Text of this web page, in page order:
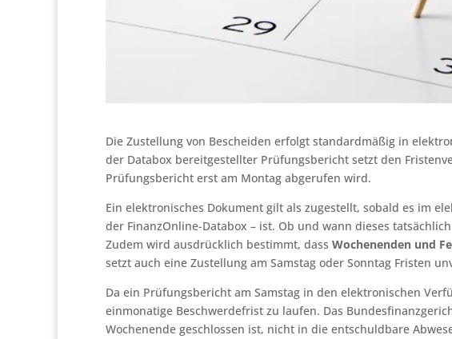
Die Zustellung von Bescheiden erfolgt standardmäßig in
der Databox bereitgestellter Prüfungsbericht setzt den
Prüfungsbericht erst am Montag abgerufen wird.
Ein elektronisches Dokument gilt als zugestellt, sobald es im
der FinanzOnline-Databox – ist. Ob und wann dieses
Zudem wird ausdrücklich bestimmt, dass Wochenenden und
setzt auch eine Zustellung am Samstag oder Sonntag Fristen
Da ein Prüfungsbericht am Samstag in den elektronischen
einmonatige Beschwerdefrist zu laufen. Das
Wochenende geschlossen ist, nicht in die entschuldbare